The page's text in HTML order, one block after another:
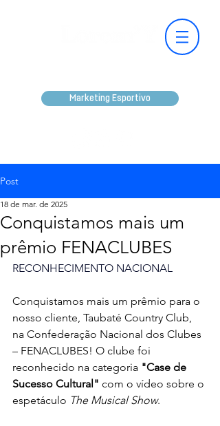
Marketing Esportivo
Post
Conquistamos mais um
prêmio FENACLUBES
18 de mar. de 2025
RECONHECIMENTO NACIONAL
Conquistamos mais um prêmio para o
nosso cliente, Taubaté Country Club,
na Confederação Nacional dos Clubes
– FENACLUBES! O clube foi
reconhecido na categoria "Case de
Sucesso Cultural" com o vídeo sobre o
espetáculo The Musical Show.